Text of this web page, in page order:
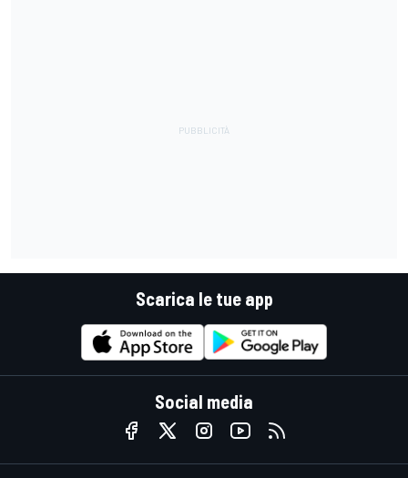
Scarica le tue app
Social media